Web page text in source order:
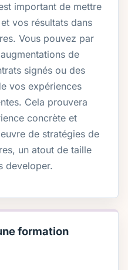
important de mettre
vos résultats dans
Vous pouvez par
de
signés ou des
vos expériences
Cela prouvera
concrète et
de stratégies de
un atout de taille
developer.
formation